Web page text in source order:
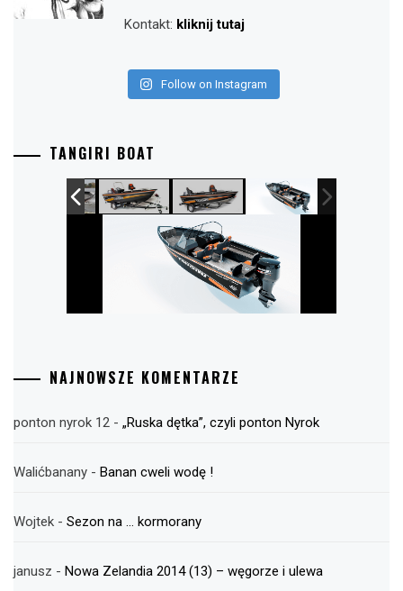
Kontakt: kliknij tutaj
Follow on Instagram
TANGIRI BOAT
NAJNOWSZE KOMENTARZE
ponton nyrok 12 - „Ruska dętka”, czyli ponton Nyrok
Walićbanany - Banan cweli wodę !
Wojtek - Sezon na … kormorany
janusz - Nowa Zelandia 2014 (13) – węgorze i ulewa